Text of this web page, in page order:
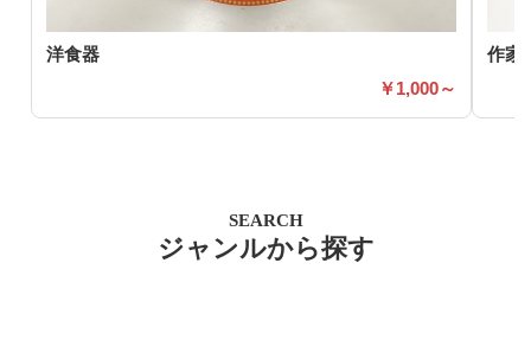
洋食器
1,000～
作家
SEARCH
ジャンルから探す